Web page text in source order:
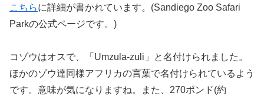
こちらに詳細が書かれています。(Sandiego Zoo Safari
Parkの公式ページです。)
コゾウはオスで、「Umzula-zuli」と名付けられました。
ほかのゾウ達同様アフリカの言葉で名付けられているよう
です。意味が気になりますね。また、270ポンド(約